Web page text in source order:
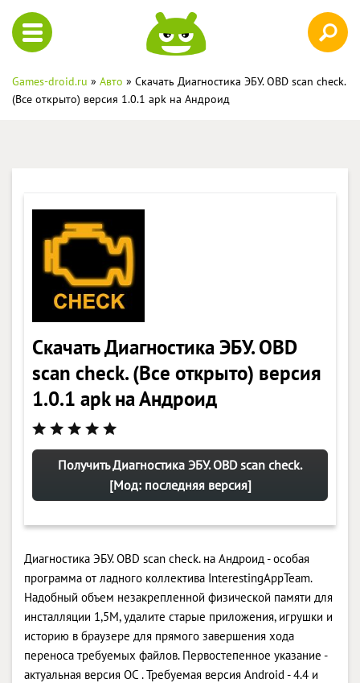
Games-droid.ru » Авто » Скачать Диагностика ЭБУ. OBD scan check.
(Все открыто) версия 1.0.1 apk на Андроид
Скачать Диагностика ЭБУ. OBD
scan check. (Все открыто) версия
1.0.1 apk на Андроид
Получить Диагностика ЭБУ. OBD scan check.
[Мод: последняя версия]
Диагностика ЭБУ. OBD scan check. на Андроид - особая
программа от ладного коллектива InterestingAppTeam.
Надобный объем незакрепленной физической памяти для
инсталляции 1,5M, удалите старые приложения, игрушки и
историю в браузере для прямого завершения хода
переноса требуемых файлов. Первостепенное указание -
актуальная версия ОС . Требуемая версия Android - 4.4 и